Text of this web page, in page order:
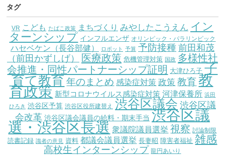
タグ
VR こども たばこ政策 まちづくり みやしたこうえん イン
ターンシップ インフルエンザ オリンピック・パラリンピック
ハセベケン（長谷部健） ロボット 予算 予防接種 前田和茂
（前田かずしげ）
医療政策 危機管理対策 国政 多様性社
会推進・同性パートナーシップ証明 大津ひろ子 子
育て教育 年のまとめ 感染症対策 政策 教育 教
育政策 新型コロナウイルス感染症対策 河津保養所 浜田
ひろき 渋谷区予算 渋谷区役所建替え 渋谷区議会 渋谷区議
会改革 渋谷区議会議員の給料・期末手当 渋谷区議
選・渋谷区長選 衆議院議員選挙 視察 討論制限
読書記録 識者の意見 資料 都議会議員選挙 長妻昭 障害者福祉 雑感
高校生インターンシップ 龍円あいり